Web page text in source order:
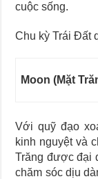
cuộc sống.
Chu kỳ Trái Đất
Moon (Mặt
Với quỹ đạo
kinh nguyệt và
Trăng được đại
chăm sóc dịu